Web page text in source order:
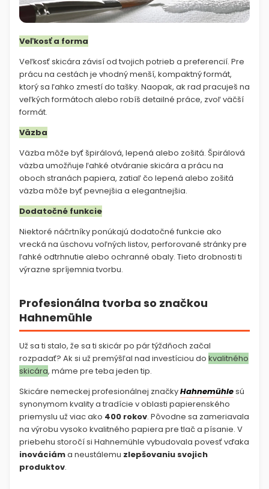
Veľkosť a forma
Veľkosť skicára závisí od tvojich potrieb a preferencií. Pre
prácu na cestách je vhodný menší, kompaktný formát,
ktorý sa ľahko zmestí do tašky. Naopak, ak rad pracuješ na
veľkých formátoch alebo robíš detailné práce, zvoľ väčší
formát.
Väzba
Väzba môže byť špirálová, lepená alebo zošitá. Špirálová
väzba umožňuje ľahké otváranie skicára a prácu na
oboch stranách papiera, zatiaľ čo lepená alebo zošitá
väzba môže byť pevnejšia a elegantnejšia.
Dodatočné funkcie
Niektoré náčrtníky ponúkajú dodatočné funkcie ako
vrecká na úschovu voľných listov, perforované stránky pre
ľahké odtrhnutie alebo ochranné obaly. Tieto drobnosti ti
výrazne spríjemnia tvorbu.
Profesionálna tvorba so značkou
Hahnemühle
Už sa ti stalo, že sa ti skicár po pár týždňoch začal
rozpadať? Ak si už premýšľal nad investíciou do kvalitného
skicára, máme pre teba jeden tip.
Skicáre nemeckej profesionálnej značkyHahnemühlesú
synonymom kvality a tradície v oblasti papierenského
priemyslu už viac ako 400 rokov. Pôvodne sa zameriavala
na výrobu vysoko kvalitného papiera pre tlač a písanie. V
priebehu storočí si Hahnemühle vybudovala povesť vďaka
inováciáma neustálemu zlepšovaniu svojich
produktov.